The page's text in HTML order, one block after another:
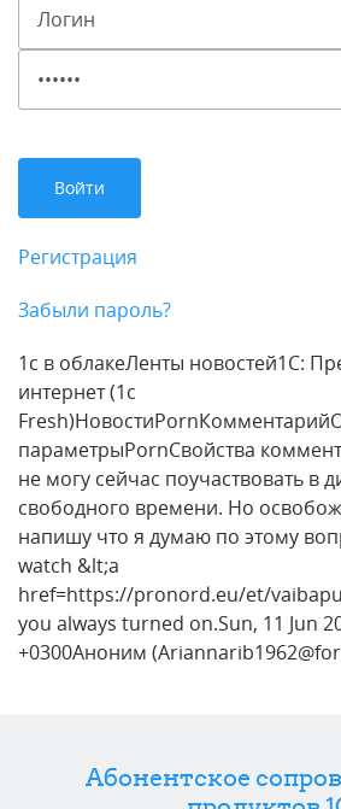
Регистрация
Забыли пароль?
1с в облакеЛенты новостей1С:
интернет (1c
параметрыPornСвойства
не могу сейчас поучаствовать в
свободного времени. Но
напишу что я думаю по этому
watch &lt;a
href=https://pronord.eu/et/
you always turned on.Sun, 11 Jun
+0300Аноним
Абонентское